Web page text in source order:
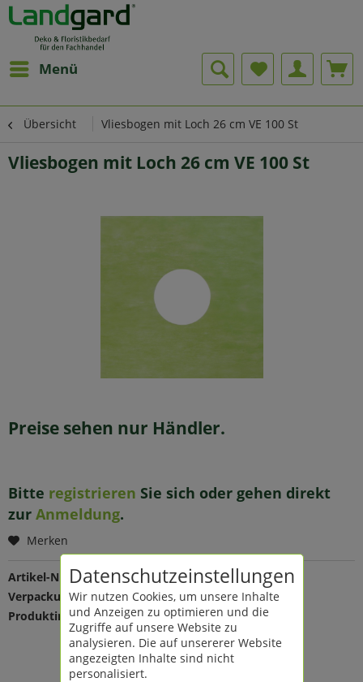
Menü
Übersicht Vliesbogen mit Loch 26 cm VE 100 St
Vliesbogen mit Loch 26 cm VE 100 St
Preise sehen nur Händler.
Bitte registrieren Sie sich oder gehen direkt
zur Anmeldung.
Merken
Artikel-Nr.:
200971
Verpackungseinheit:
100 St
Produktinfo:
Farbe: grün
Maße: L 26 B 26 cm
Material: Vlies
Loch Ø 8 cm
Datenschutzeinstellungen
Wir nutzen Cookies, um unsere Inhalte
und Anzeigen zu optimieren und die
Zugriffe auf unsere Website zu
analysieren. Die auf unsererer Website
angezeigten Inhalte sind nicht
personalisiert.